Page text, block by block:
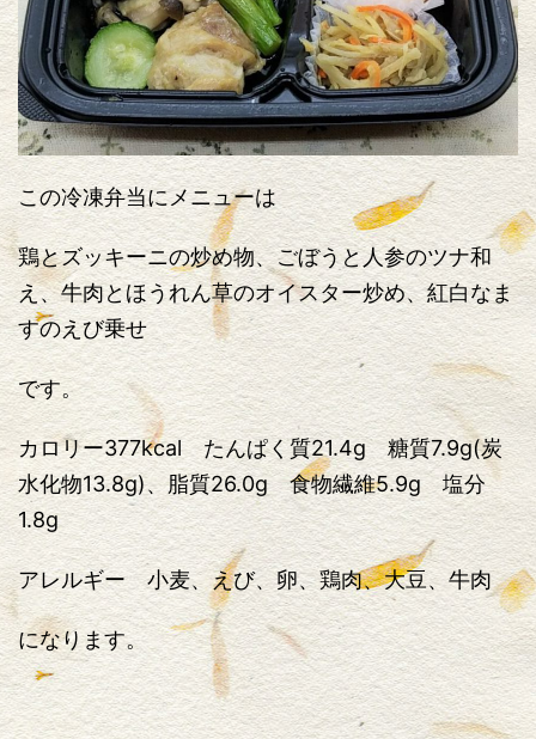
この冷凍弁当にメニューは
鶏とズッキーニの炒め物、ごぼうと人参のツナ和
え、牛肉とほうれん草のオイスター炒め、紅白なま
すのえび乗せ
です。
カロリー377kcal たんぱく質21.4g 糖質7.9g(炭
水化物13.8g)、脂質26.0g 食物繊維5.9g 塩分
1.8g
アレルギー 小麦、えび、卵、鶏肉、大豆、牛肉
になります。